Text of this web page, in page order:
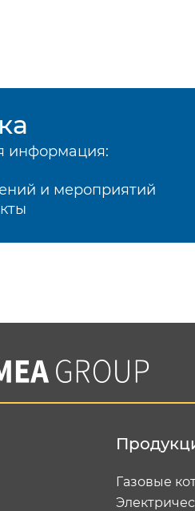
информация:
и мероприятий
Газовые